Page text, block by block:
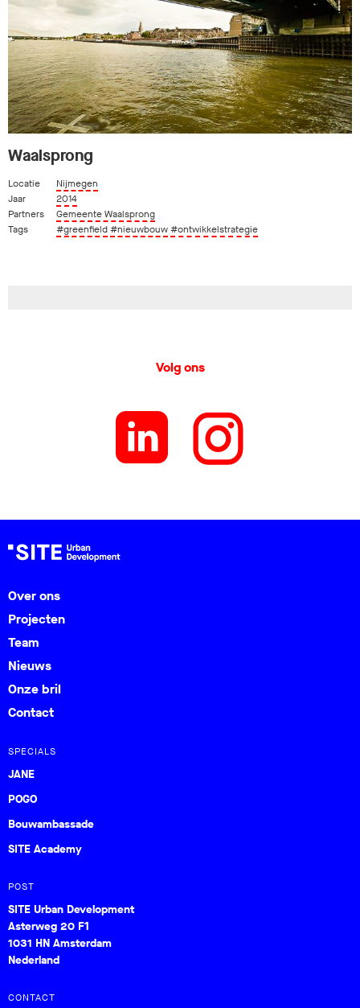
Waalsprong
Locatie
Nijmegen
Jaar
2014
Partners
Gemeente Waalsprong
Tags
#greenfield#nieuwbouw#ontwikkelstrategie
Volg ons
Over ons
Projecten
Team
Nieuws
Onze bril
Contact
SPECIALS
JANE
POGO
Bouwambassade
SITE Academy
POST
SITE Urban Development
Asterweg 20 F1
1031 HN Amsterdam
Nederland
CONTACT